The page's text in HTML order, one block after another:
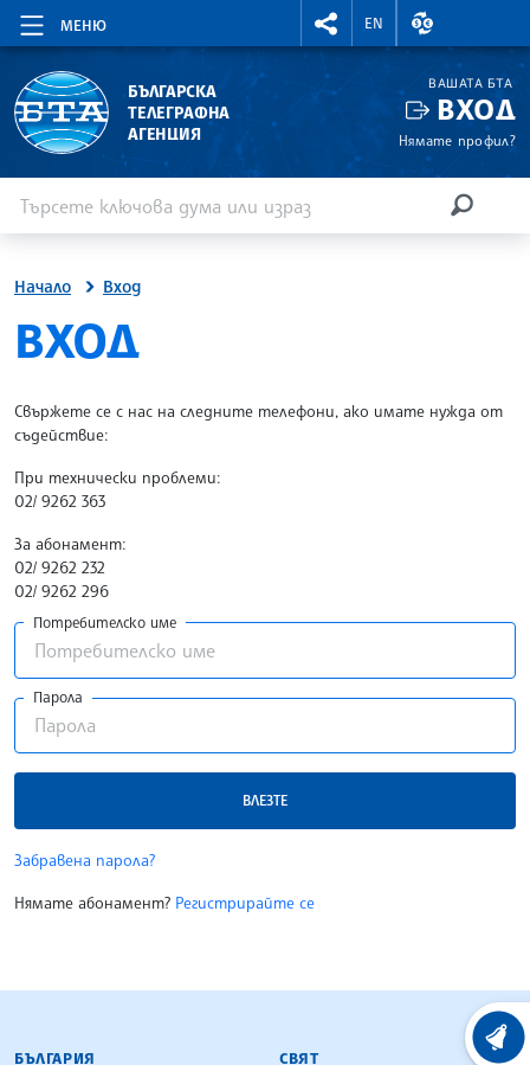
МЕНЮ
RIGHTMENU.SOCIAL
EN
ВАЛУТНИ
БЪЛГАРСКА
ТЕЛЕГРАФНА
АГЕНЦИЯ
ВАШАТА БТА
ВХОД
Нямате профил?
Начало Вход
SITE.BTA
ВХОД
Свържете се с нас на следните телефони, ако имате нужда от
съдействие:
При технически проблеми:
02/ 9262 363
За абонамент:
02/ 9262 232
02/ 9262 296
Потребителско име
Парола
ВЛЕЗТЕ
Забравена парола?
Нямате абонамент? Регистрирайте се
БЪЛГАРСКА ТЕЛЕГРАФНА АГЕНЦИЯ
БЪЛГАРИЯ СВЯТ